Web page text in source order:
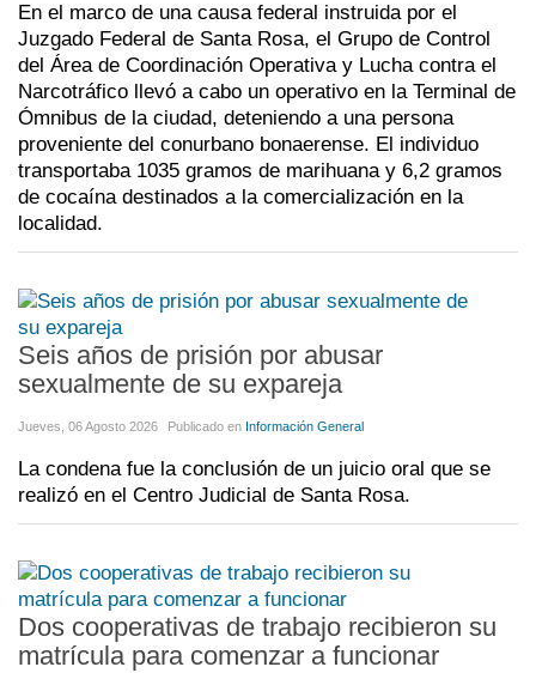
En el marco de una causa federal instruida por el
Juzgado Federal de Santa Rosa, el Grupo de Control
del Área de Coordinación Operativa y Lucha contra el
Narcotráfico llevó a cabo un operativo en la Terminal de
Ómnibus de la ciudad, deteniendo a una persona
proveniente del conurbano bonaerense. El individuo
transportaba 1035 gramos de marihuana y 6,2 gramos
de cocaína destinados a la comercialización en la
localidad.
Seis años de prisión por abusar
sexualmente de su expareja
Jueves, 06 Agosto 2026 Publicado en Información General
La condena fue la conclusión de un juicio oral que se
realizó en el Centro Judicial de Santa Rosa.
Dos cooperativas de trabajo recibieron su
matrícula para comenzar a funcionar